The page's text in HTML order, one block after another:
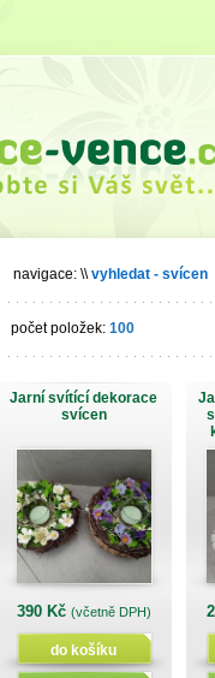
navigace: \\vyhledat - svícen
počet položek: 100
Jarní svítící dekorace
svícen
390 Kč (včetně DPH)
do košíku